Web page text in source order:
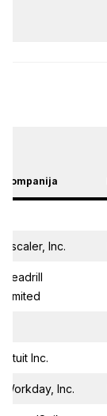
Kompanija
Zscaler, Inc.
Seadrill
Limited
Intuit Inc.
Workday, Inc.